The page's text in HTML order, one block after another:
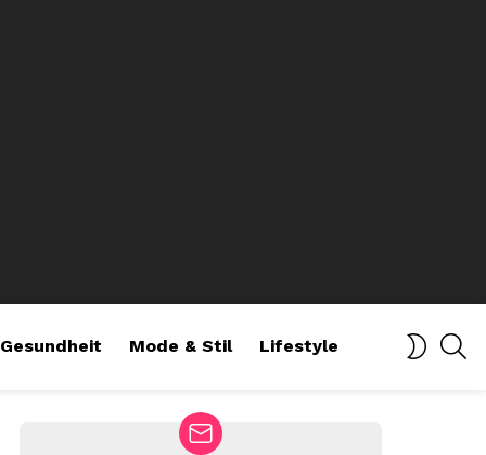
Gesundheit Mode & Stil Lifestyle
SWITCH